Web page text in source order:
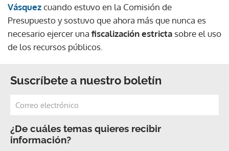
Vásquezcuando estuvo en la Comisión de
Presupuesto y sostuvo que ahora más que nunca es
necesario ejercer una fiscalización estricta sobre el uso
de los recursos públicos.
Suscríbete a nuestro boletín
¿De cuáles temas quieres recibir
información?